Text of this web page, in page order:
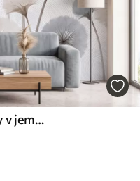
Vzdušné, nadýchané púpavky v jemnej prírodnej farebnej škále